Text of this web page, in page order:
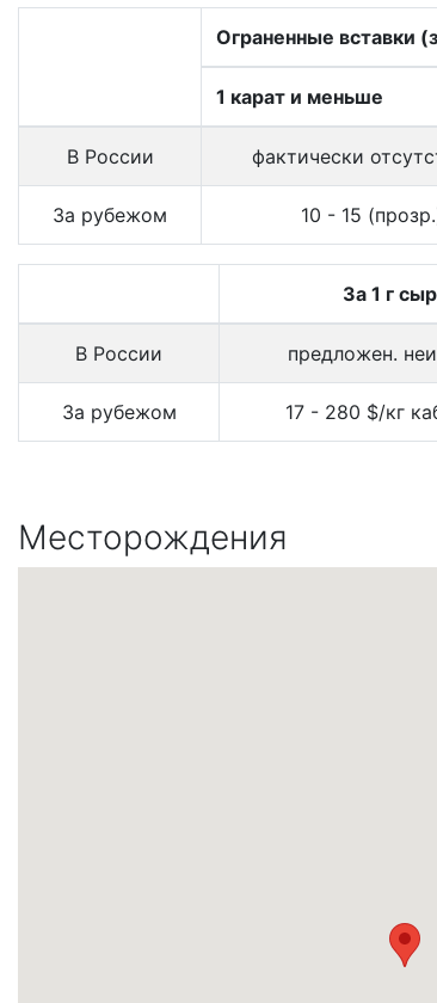
Ограненные вставки
1 карат и меньше
В России фактически
За рубежом 10 - 15
За 1 г
В России предложен.
За рубежом 17 - 280 $/кг
Месторождения